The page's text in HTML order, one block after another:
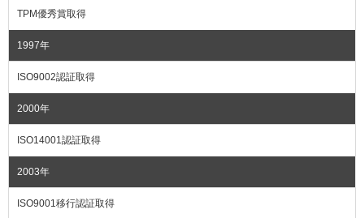
TPM優秀賞取得
1997年
ISO9002認証取得
2000年
ISO14001認証取得
2003年
ISO9001移行認証取得